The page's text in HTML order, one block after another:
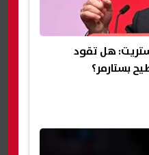
هل تقود
بستارمر؟